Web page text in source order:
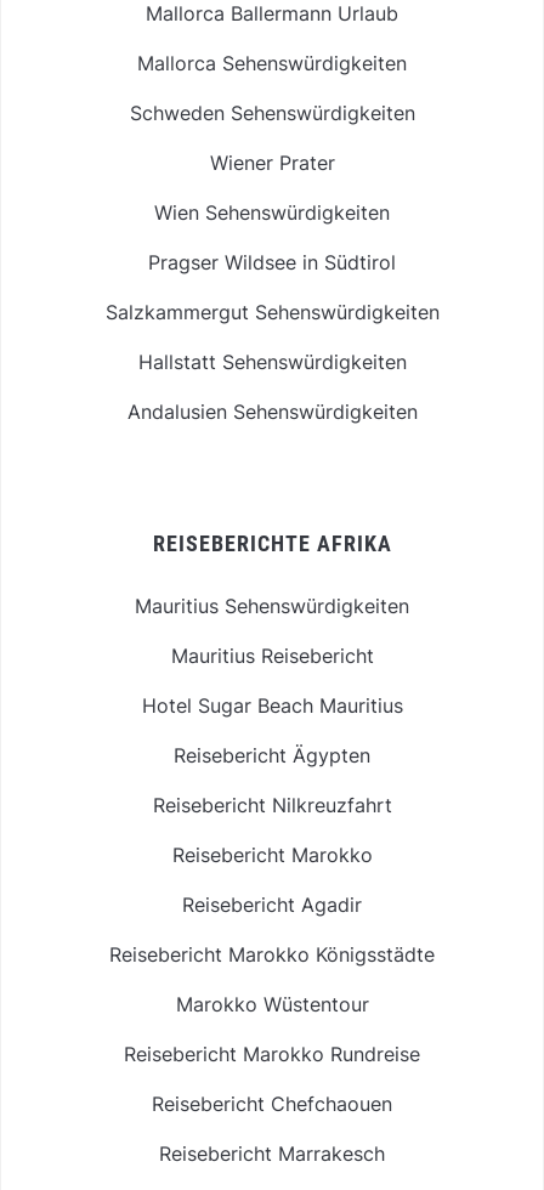
Mallorca Ballermann Urlaub
Mallorca Sehenswürdigkeiten
Schweden Sehenswürdigkeiten
Wiener Prater
Wien Sehenswürdigkeiten
Pragser Wildsee in Südtirol
Salzkammergut Sehenswürdigkeiten
Hallstatt Sehenswürdigkeiten
Andalusien Sehenswürdigkeiten
REISEBERICHTE AFRIKA
Mauritius Sehenswürdigkeiten
Mauritius Reisebericht
Hotel Sugar Beach Mauritius
Reisebericht Ägypten
Reisebericht Nilkreuzfahrt
Reisebericht Marokko
Reisebericht Agadir
Reisebericht Marokko Königsstädte
Marokko Wüstentour
Reisebericht Marokko Rundreise
Reisebericht Chefchaouen
Reisebericht Marrakesch